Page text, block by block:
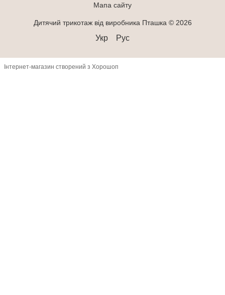
Мапа сайту
Дитячий трикотаж від виробника Пташка © 2026
Укр Рус
Інтернет-магазин створений з Хорошоп